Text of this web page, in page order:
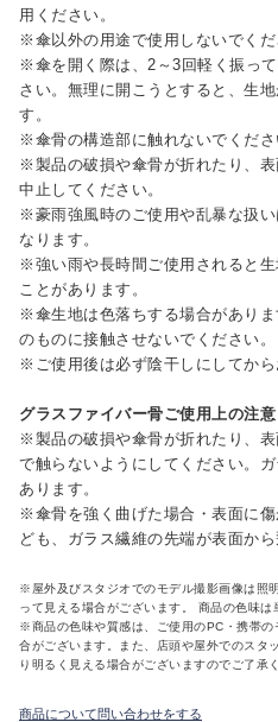
用ください。
※傘以外の用途で使用しないでくだ
※傘を開く際は、2～3回軽く振っ
さい。無理に開こうとすると、生
す。
※傘骨の構造部に触れないでくださ
※製品の破損や傘骨が折れたり、
中止してください。
※豪雨強風時のご使用や乱暴な扱
なります。
※強い雨や長時間ご使用されると
ことがあります。
※傘生地は色落ちする場合があり
のものに接触させないでください。
※ご使用後は必ず陰干しにしてから
グラスファイバー骨ご使用上の注意
※製品の破損や傘骨が折れたり、
で触らないようにしてください。
あります。
※傘骨を強く曲げた場合・表面に
ども、ガラス繊維の先端が表面か
※屋外及びスタジオでのモデル撮影画像は照
って見える場合がございます。 商品の色味は
※商品の色味や質感は、ご使用のPC・携帯
合がございます。また、店頭や屋外でのスタ
り明るく見える場合がございますのでご了承
商品について問い合わせをする